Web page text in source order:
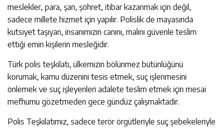
meslekler, para, şan, şöhret, itibar kazanmak için değil,
sadece millete hizmet için yapılır. Polislik de mayasında
kutsiyet taşıyan, insanımızın canını, malını güvenle teslim
ettiği emin kişilerin mesleğidir.
Türk polis teşkilatı, ülkemizin bölünmez bütünlüğünü
korumak, kamu düzenini tesis etmek, suç işlenmesini
önlemek ve suç işleyenleri adalete teslim etmek için mesai
mefhumu gözetmeden gece gündüz çalışmaktadır.
Polis Teşkilatımız, sadece terör örgütleriyle suç şebekeleriyle